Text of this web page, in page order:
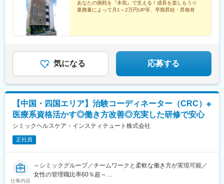
■就業環境
年間休日120日、基本土日祝休み（年2～3日土曜出勤あり）、残
業月平均20時間程度、マイカー通勤可（駐車場あり）、育児・介
■想定されるキャリアパス
営業経験を積み、将来的にリーダーやマネジメント職、支店運営
など多様なキャリアを描けます。
■企業の特徴/魅力
創業昭和37年、四国トップシェアの病院リネン業界リーディング
カンパニーとして、清潔と健康を提供し続ける企業です。
変更の範囲：無
分[j]一般財団法人津山慈風会 津山中央病院JR 津山駅～車で約12
分[k]公立宍粟総合病院JR 播磨新宮駅～車で約22分※基本転勤はな
し。※希望やスキルアップのための転勤はあり。※限定された勤務
地・勤務時間のみ希望の場合、採用職種や給与条件が異なる場合
あなたの挑戦を『本気』で支える！成長を楽しもう☆
業務量によって月1～2万円UP等、早期昇給・昇格有
気になる 応募する
【中国・四国エリア】治験コーディネーター（CRC）※
医療系資格活かす◎働き方改善◎充実した研修で安心
シミックヘルスケア・インスティテュート株式会社
正社員
仕事内容
～シミックグループ／チームワークと柔軟な働き方が実現可能／
女性の管理職比率60％超～